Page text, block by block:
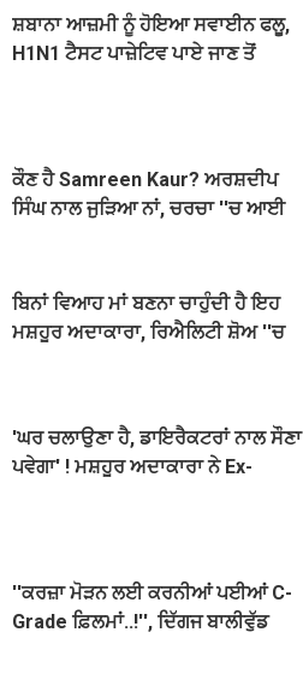
ਸ਼ਬਾਨਾ ਆਜ਼ਮੀ ਨੂੰ ਹੋਇਆ ਸਵਾਈਨ ਫਲੂ,
H1N1 ਟੈਸਟ ਪਾਜ਼ੇਟਿਵ ਪਾਏ ਜਾਣ ਤੋਂ
ਕੌਣ ਹੈ Samreen Kaur? ਅਰਸ਼ਦੀਪ
ਸਿੰਘ ਨਾਲ ਜੁੜਿਆ ਨਾਂ, ਚਰਚਾ ''ਚ ਆਈ
ਬਿਨਾਂ ਵਿਆਹ ਮਾਂ ਬਣਨਾ ਚਾਹੁੰਦੀ ਹੈ ਇਹ
ਮਸ਼ਹੂਰ ਅਦਾਕਾਰਾ, ਰਿਐਲਿਟੀ ਸ਼ੋਅ ''ਚ
'ਘਰ ਚਲਾਉਣਾ ਹੈ, ਡਾਇਰੈਕਟਰਾਂ ਨਾਲ ਸੌਣਾ
ਪਵੇਗਾ' ! ਮਸ਼ਹੂਰ ਅਦਾਕਾਰਾ ਨੇ Ex-
''ਕਰਜ਼ਾ ਮੋੜਨ ਲਈ ਕਰਨੀਆਂ ਪਈਆਂ C-
Grade ਫ਼ਿਲਮਾਂ..!'', ਦਿੱਗਜ ਬਾਲੀਵੁੱਡ